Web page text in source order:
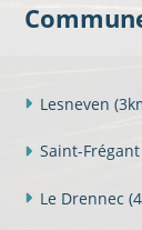
Lesneven
Saint-Frégant
Le Drennec